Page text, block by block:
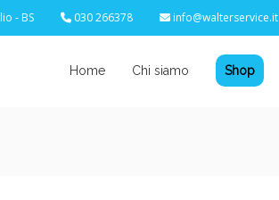
- BS 030 266378 info@walterservice.it
Home Chi siamo Shop